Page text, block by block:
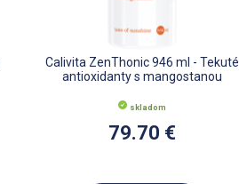
Calivita ZenThonic 946 ml - Tekuté
antioxidanty s mangostanou
skladom
79.70 €